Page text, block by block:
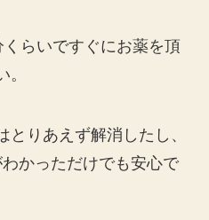
らいですぐにお薬を頂
りあえず解消したし、
かっただけでも安心で